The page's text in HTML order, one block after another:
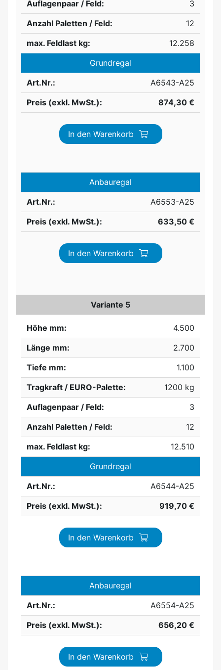
Auflagenpaar / Feld:
3
Anzahl Paletten / Feld:
12
max. Feldlast kg:
12.258
Grundregal
Art.Nr.:
A6543-A25
Preis (exkl. MwSt.):
874,30 €
In den Warenkorb
Anbauregal
Art.Nr.:
A6553-A25
Preis (exkl. MwSt.):
633,50 €
In den Warenkorb
Variante 5
Höhe mm:
4.500
Länge mm:
2.700
Tiefe mm:
1.100
Tragkraft / EURO-Palette:
1200 kg
Auflagenpaar / Feld:
3
Anzahl Paletten / Feld:
12
max. Feldlast kg:
12.510
Grundregal
Art.Nr.:
A6544-A25
Preis (exkl. MwSt.):
919,70 €
In den Warenkorb
Anbauregal
Art.Nr.:
A6554-A25
Preis (exkl. MwSt.):
656,20 €
In den Warenkorb